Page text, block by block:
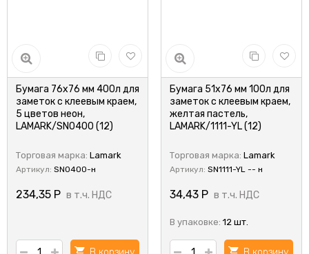
Бумага 76x76 мм 400л для
заметок с клеевым краем,
5 цветов неон,
LAMARK/SN0400 (12)
Торговая марка: Lamark
Артикул: SN0400-н
234,35 Р в т.ч. НДС
Бумага 51x76 мм 100л для
заметок с клеевым краем,
желтая пастель,
LAMARK/1111-YL (12)
Торговая марка: Lamark
Артикул: SN1111-YL -- н
34,43 Р в т.ч. НДС
В упаковке: 12 шт.